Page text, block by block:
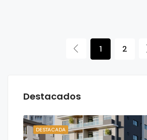
1 2
Destacados
DESTACADA